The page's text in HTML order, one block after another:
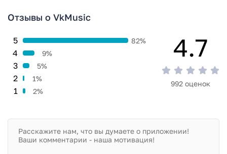
Отзывы о VkMusic
1 2%
2 1%
3 5%
4 9%
5 82% 4.7
992 оценок